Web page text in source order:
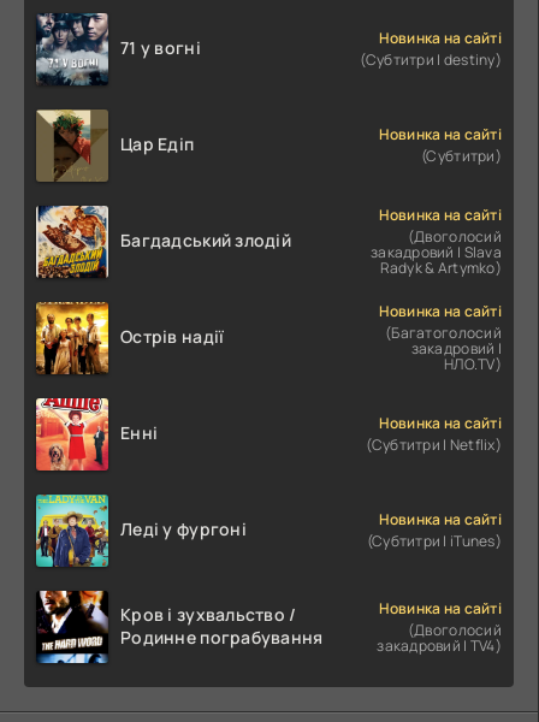
71 у вогні
Новинка на сайті
(Субтитри | destiny)
Цар Едіп
Новинка на сайті
(Субтитри)
Багдадський злодій
Новинка на сайті
(Двоголосий
закадровий | Slava
Radyk & Artymko)
Острів надії
Новинка на сайті
(Багатоголосий
закадровий |
НЛО.TV)
Енні
Новинка на сайті
(Субтитри | Netflix)
Леді у фургоні
Новинка на сайті
(Субтитри | iTunes)
Кров і зухвальство /
Родинне пограбування
Новинка на сайті
(Двоголосий
закадровий | TV4)